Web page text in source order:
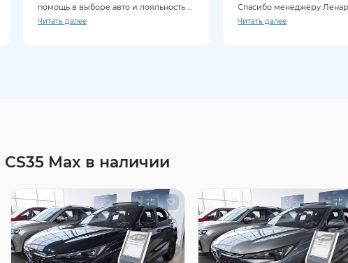
помощь в выборе авто и лояльность к
клиентам. Покупкой довольны на все
Читать далее
Спасибо менеджеру
Читать далее
Max в наличии